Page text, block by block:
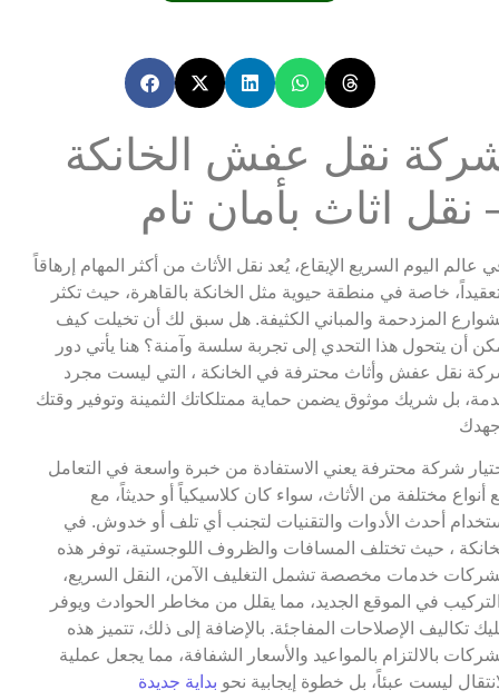
نقل اثاث بأمان تام
عالم اليوم السريع الإيقاع، يُعد نقل الأثاث من أكثر المهام إرهاقاً
خاصة في منطقة حيوية مثل الخانكة بالقاهرة، حيث تكثر
المزدحمة والمباني الكثيفة. هل سبق لك أن تخيلت كيف
أن يتحول هذا التحدي إلى تجربة سلسة وآمنة؟ هنا يأتي دور
نقل عفش وأثاث محترفة في الخانكة ، التي ليست مجرد
بل شريك موثوق يضمن حماية ممتلكاتك الثمينة وتوفير وقتك
شركة محترفة يعني الاستفادة من خبرة واسعة في التعامل
أنواع مختلفة من الأثاث، سواء كان كلاسيكياً أو حديثاً، مع
أحدث الأدوات والتقنيات لتجنب أي تلف أو خدوش. في
، حيث تختلف المسافات والظروف اللوجستية، توفر هذه
خدمات مخصصة تشمل التغليف الآمن، النقل السريع،
في الموقع الجديد، مما يقلل من مخاطر الحوادث ويوفر
تكاليف الإصلاحات المفاجئة. بالإضافة إلى ذلك، تتميز هذه
بالالتزام بالمواعيد والأسعار الشفافة، مما يجعل عملية
ليست عبئاً، بل خطوة إيجابية نحو بداية جديدة